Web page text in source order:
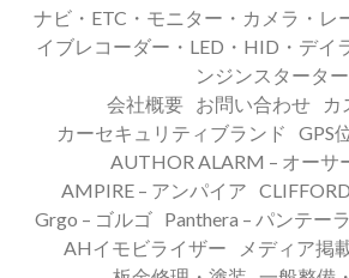
ナビ・ETC・モニター・カメラ・レ
イブレコーダー・LED・HID・デイ
ンジンスターター
会社概要
お問い合わせ
カ
カーセキュリティブランド
GPS
AUTHOR ALARM – オーサ
AMPIRE – アンパイア
Grgo – ゴルゴ
Panthera – パンテーラ
AHイモビライザー
メディア掲